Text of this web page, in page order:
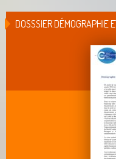
DOSSSIER DÉMOGRAPHIE